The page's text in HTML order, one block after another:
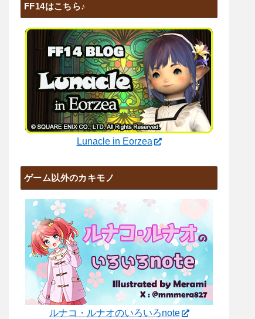
FF14はこちら♪
Lunacle in Eorzea
ゲーム以外のカキモノ
ルナコ・ルナオのいろいろnote